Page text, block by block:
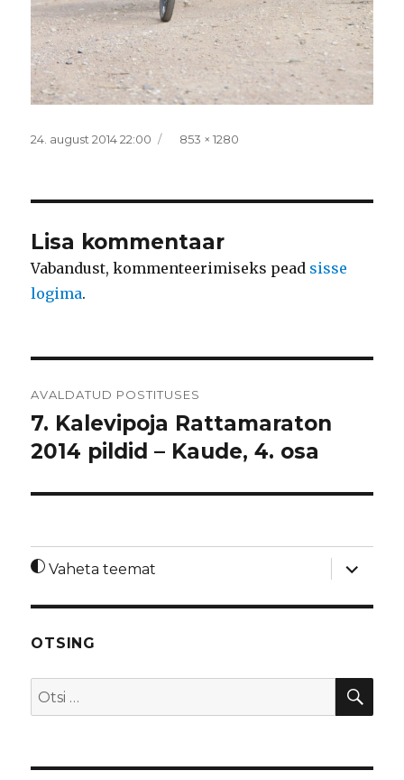
Postitatud
24. august 2014 22:00 Täissuurus
853 × 1280
Lisa kommentaar
Vabandust, kommenteerimiseks pead sisse
logima.
AVALDATUD POSTITUSES
7. Kalevipoja Rattamaraton
2014 pildid – Kaude, 4. osa
Vaheta teemat
laienda
OTSING
Otsi: